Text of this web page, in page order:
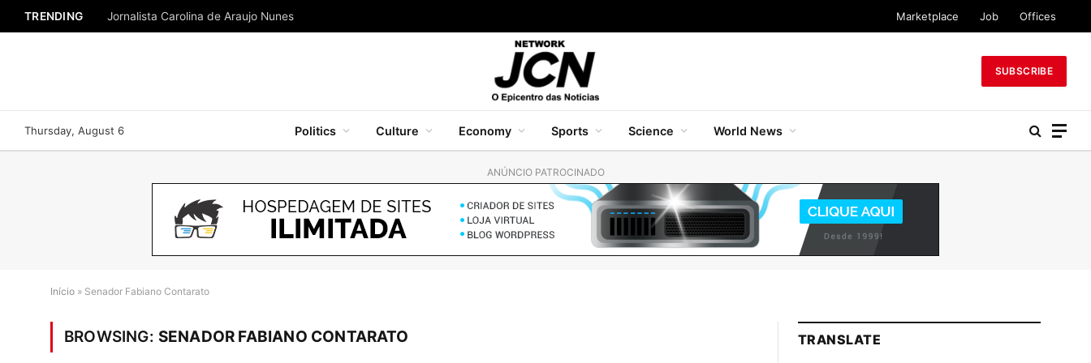
TRENDING Jornalista Carolina de Araujo Nunes Marketplace Job Offices
SUBSCRIBE
Thursday, August 6 Politics Culture Economy Sports Science World News
ANÚNCIO PATROCINADO
Início » Senador Fabiano Contarato
BROWSING: SENADOR FABIANO CONTARATO TRANSLATE